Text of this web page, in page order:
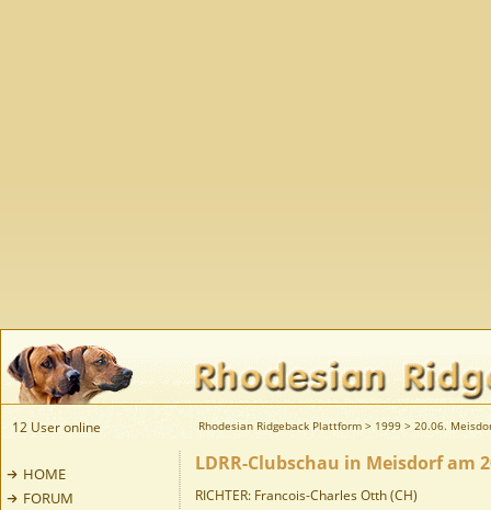
12 User online Rhodesian Ridgeback Plattform > 1999 > 20.06.
HOME
FORUM
LDRR-Clubschau in Meisdorf am
RICHTER: Francois-Charles Otth (CH)